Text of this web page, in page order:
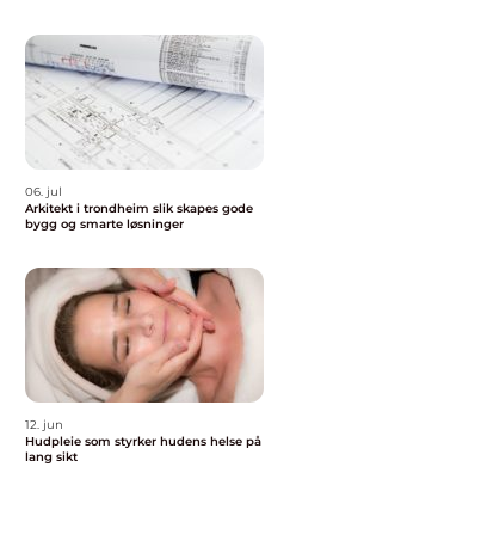
06. jul
Arkitekt i trondheim slik skapes gode
bygg og smarte løsninger
12. jun
Hudpleie som styrker hudens helse på
lang sikt